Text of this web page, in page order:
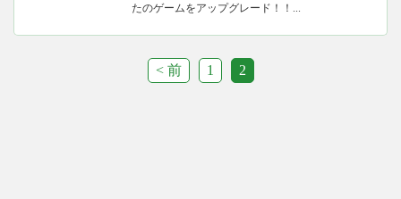
たのゲームをアップグレード！！...
< 前 1 2